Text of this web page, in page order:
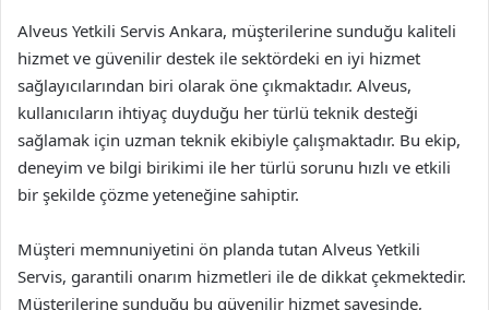
Alveus Yetkili Servis Ankara, müşterilerine sunduğu kaliteli
hizmet ve güvenilir destek ile sektördeki en iyi hizmet
sağlayıcılarından biri olarak öne çıkmaktadır. Alveus,
kullanıcıların ihtiyaç duyduğu her türlü teknik desteği
sağlamak için uzman teknik ekibiyle çalışmaktadır. Bu ekip,
deneyim ve bilgi birikimi ile her türlü sorunu hızlı ve etkili
bir şekilde çözme yeteneğine sahiptir.
Müşteri memnuniyetini ön planda tutan Alveus Yetkili
Servis, garantili onarım hizmetleri ile de dikkat çekmektedir.
Müşterilerine sunduğu bu güvenilir hizmet sayesinde,